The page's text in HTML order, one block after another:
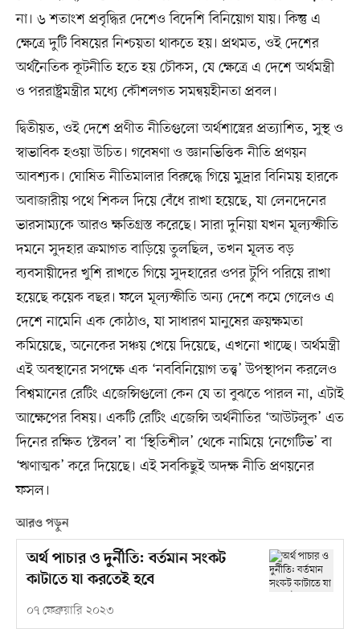
না। ৬ শতাংশ প্রবৃদ্ধির দেশেও বিদেশি বিনিয়োগ যায়। কিন্তু এ
ক্ষেত্রে দুটি বিষয়ের নিশ্চয়তা থাকতে হয়। প্রথমত, ওই দেশের
অর্থনৈতিক কূটনীতি হতে হয় চৌকস, যে ক্ষেত্রে এ দেশে অর্থমন্ত্রী
ও পররাষ্ট্রমন্ত্রীর মধ্যে কৌশলগত সমন্বয়হীনতা প্রবল।
দ্বিতীয়ত, ওই দেশে প্রণীত নীতিগুলো অর্থশাস্ত্রের প্রত্যাশিত, সুস্থ ও
স্বাভাবিক হওয়া উচিত। গবেষণা ও জ্ঞানভিত্তিক নীতি প্রণয়ন
আবশ্যক। ঘোষিত নীতিমালার বিরুদ্ধে গিয়ে মুদ্রার বিনিময় হারকে
অবাজারীয় পথে শিকল দিয়ে বেঁধে রাখা হয়েছে, যা লেনদেনের
ভারসাম্যকে আরও ক্ষতিগ্রস্ত করেছে। সারা দুনিয়া যখন মূল্যস্ফীতি
দমনে সুদহার ক্রমাগত বাড়িয়ে তুলছিল, তখন মূলত বড়
ব্যবসায়ীদের খুশি রাখতে গিয়ে সুদহারের ওপর টুপি পরিয়ে রাখা
হয়েছে কয়েক বছর। ফলে মূল্যস্ফীতি অন্য দেশে কমে গেলেও এ
দেশে নামেনি এক কোঠাও, যা সাধারণ মানুষের ক্রয়ক্ষমতা
কমিয়েছে, অনেকের সঞ্চয় খেয়ে দিয়েছে, এখনো খাচ্ছে। অর্থমন্ত্রী
এই অবস্থানের সপক্ষে এক ‘নববিনিয়োগ তত্ত্ব’ উপস্থাপন করলেও
বিশ্বমানের রেটিং এজেন্সিগুলো কেন যে তা বুঝতে পারল না, এটাই
আক্ষেপের বিষয়। একটি রেটিং এজেন্সি অর্থনীতির ‘আউটলুক’ এত
দিনের রক্ষিত ‘স্টেবল’ বা ‘স্থিতিশীল’ থেকে নামিয়ে ‘নেগেটিভ’ বা
‘ঋণাত্মক’ করে দিয়েছে। এই সবকিছুই অদক্ষ নীতি প্রণয়নের
ফসল।
আরও পড়ুন
অর্থ পাচার ও দুর্নীতি: বর্তমান সংকট
কাটাতে যা করতেই হবে
০৭ ফেব্রুয়ারি ২০২৩